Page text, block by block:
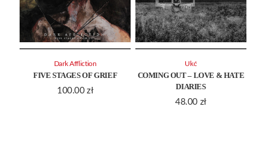
FIVE STAGES OF GRIEF
100.00 zł
Dark Affliction
COMING OUT – LOVE & HATE
DIARIES
48.00 zł
Ukć